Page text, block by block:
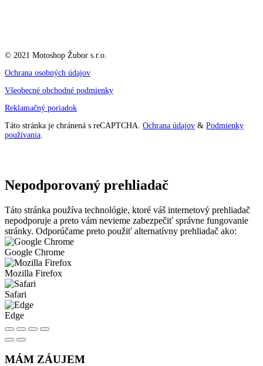
© 2021 Motoshop Žubor s.r.o.
Ochrana osobných údajov
Všeobecné obchodné podmienky
Reklamačný poriadok
Táto stránka je chránená s reCAPTCHA. Ochrana údajov & Podmienky
používania.
Nepodporovaný prehliadač
Táto stránka používa technológie, ktoré váš internetový prehliadač
nepodporuje a preto vám nevieme zabezpečiť správne fungovanie
stránky. Odporúčame preto použiť alternatívny prehliadač ako:
Google Chrome
Mozilla Firefox
Safari
Edge
MÁM ZÁUJEM